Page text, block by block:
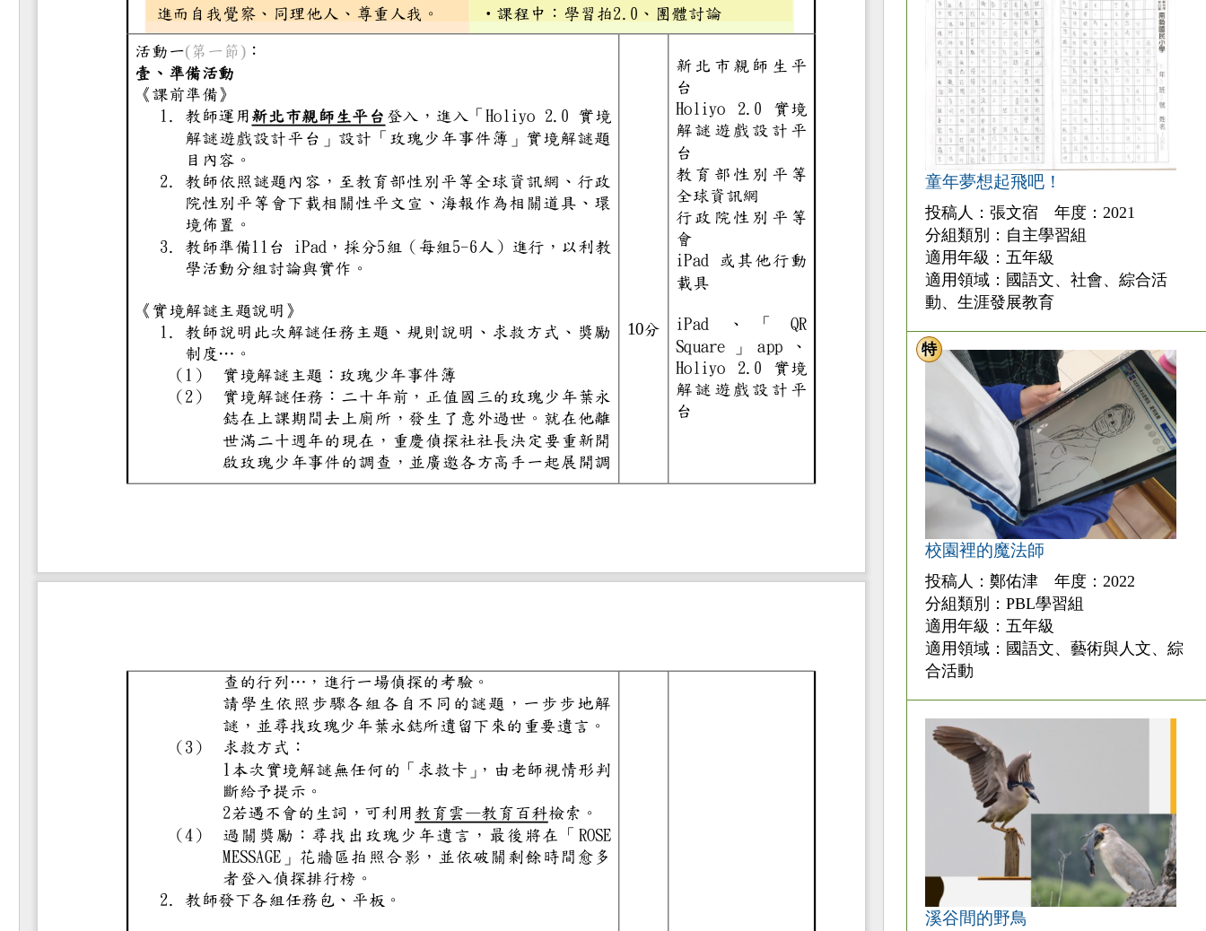
童年夢想起飛吧！
投稿人：張文宿 年度：2021
分組類別：自主學習組
適用年級：五年級
適用領域：國語文、社會、綜合活
動、生涯發展教育
校園裡的魔法師
特
投稿人：鄭佑津 年度：2022
分組類別：PBL學習組
適用年級：五年級
適用領域：國語文、藝術與人文、綜
合活動
溪谷間的野鳥